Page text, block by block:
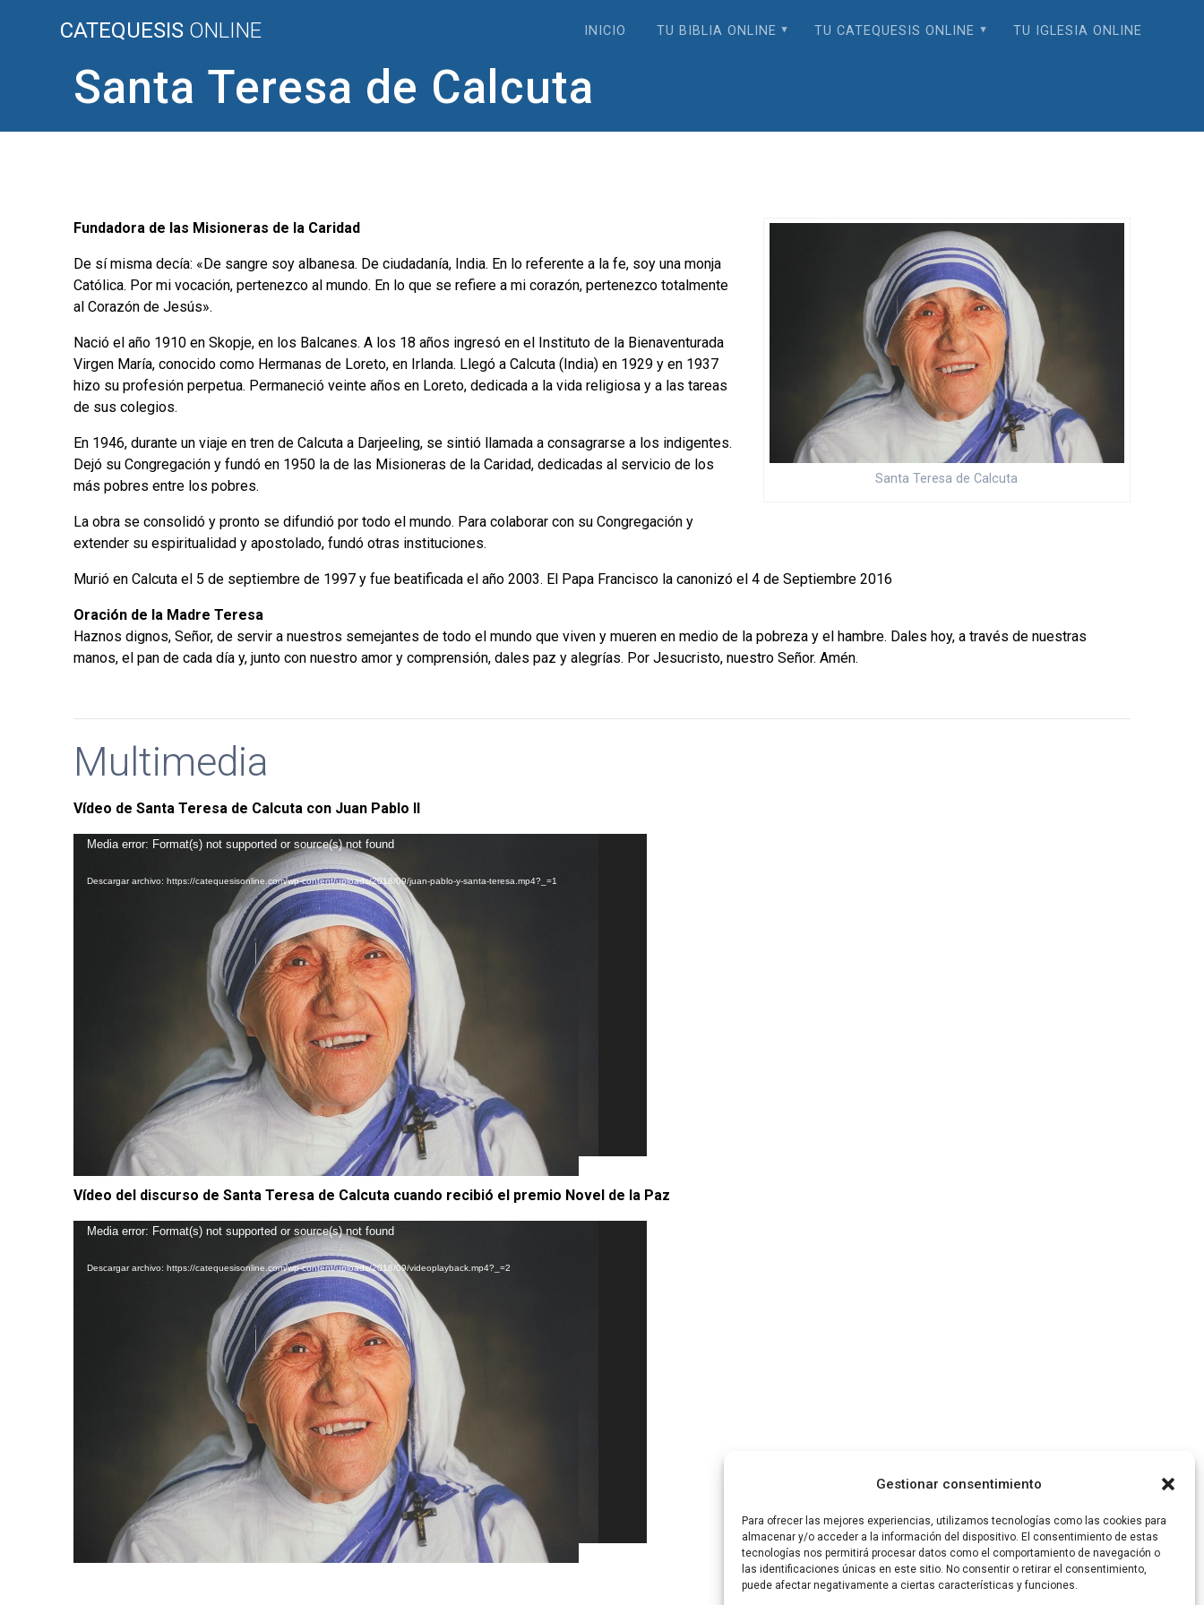
Gestionar consentimiento
Para ofrecer las mejores experiencias, utilizamos tecnologías como las cookies para
almacenar y/o acceder a la información del dispositivo. El consentimiento de estas
tecnologías nos permitirá procesar datos como el comportamiento de navegación o
las identificaciones únicas en este sitio. No consentir o retirar el consentimiento,
puede afectar negativamente a ciertas características y funciones.
CATEQUESIS ONLINE INICIO TU BIBLIA ONLINE TU CATEQUESIS ONLINE TU IGLESIA ONLINE
Santa Teresa de Calcuta
Santa Teresa de Calcuta
Fundadora de las Misioneras de la Caridad
De sí misma decía: «De sangre soy albanesa. De ciudadanía, India. En lo referente a la fe, soy una monja
Católica. Por mi vocación, pertenezco al mundo. En lo que se refiere a mi corazón, pertenezco totalmente
al Corazón de Jesús».
Nació el año 1910 en Skopje, en los Balcanes. A los 18 años ingresó en el Instituto de la Bienaventurada
Virgen María, conocido como Hermanas de Loreto, en Irlanda. Llegó a Calcuta (India) en 1929 y en 1937
hizo su profesión perpetua. Permaneció veinte años en Loreto, dedicada a la vida religiosa y a las tareas
de sus colegios.
En 1946, durante un viaje en tren de Calcuta a Darjeeling, se sintió llamada a consagrarse a los indigentes.
Dejó su Congregación y fundó en 1950 la de las Misioneras de la Caridad, dedicadas al servicio de los
más pobres entre los pobres.
La obra se consolidó y pronto se difundió por todo el mundo. Para colaborar con su Congregación y
extender su espiritualidad y apostolado, fundó otras instituciones.
Murió en Calcuta el 5 de septiembre de 1997 y fue beatificada el año 2003. El Papa Francisco la canonizó el 4 de Septiembre 2016
Oración de la Madre Teresa
Haznos dignos, Señor, de servir a nuestros semejantes de todo el mundo que viven y mueren en medio de la pobreza y el hambre. Dales hoy, a través de nuestras
manos, el pan de cada día y, junto con nuestro amor y comprensión, dales paz y alegrías. Por Jesucristo, nuestro Señor. Amén.
Multimedia
Vídeo de Santa Teresa de Calcuta con Juan Pablo II
Reproductor
vídeo
Media error: Format(s) not supported or source(s) not found
Descargar archivo: https://catequesisonline.com/wp-content/uploads/2018/09/juan-pablo-y-santa-teresa.mp4?_=1
Vídeo del discurso de Santa Teresa de Calcuta cuando recibió el premio Novel de la Paz
Reproductor
vídeo
Media error: Format(s) not supported or source(s) not found
Descargar archivo: https://catequesisonline.com/wp-content/uploads/2018/09/videoplayback.mp4?_=2